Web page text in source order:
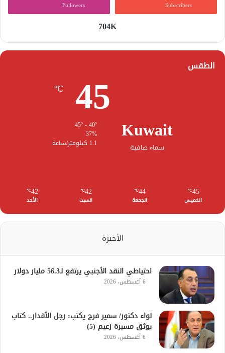
Subscribers
Followers
704K
الطقس
Kuwait
سماء صافية
45
℃
37%
1.1 كيلومتر/ساعة
45
℃
الخميس
44
℃
الجمعة
42
℃
السبت
42
℃
الأحد
الأخيرة
احتياطي النقد الأجنبي يرتفع لـ56.3 مليار دولار
6 أغسطس، 2026
لواء دكتور/ سمير فرج يكتب: رجل الأقدار.. كتاب
يوثق مسيرة زعيم (5)
6 أغسطس، 2026